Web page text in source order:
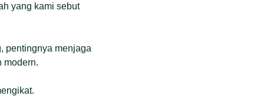
yang kami sebut
pentingnya menjaga
modern.